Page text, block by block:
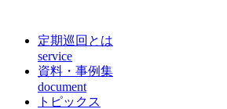
定期巡回とは
service
資料・事例集
document
トピックス